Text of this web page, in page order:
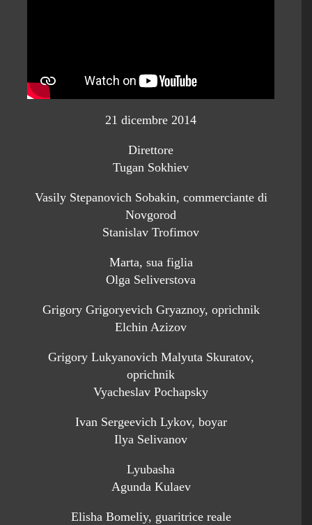
21 dicembre 2014
Direttore
Tugan Sokhiev
Vasily Stepanovich Sobakin, commerciante di
Novgorod
Stanislav Trofimov
Marta, sua figlia
Olga Seliverstova
Grigory Grigoryevich Gryaznoy, oprichnik
Elchin Azizov
Grigory Lukyanovich Malyuta Skuratov,
oprichnik
Vyacheslav Pochapsky
Ivan Sergeevich Lykov, boyar
Ilya Selivanov
Lyubasha
Agunda Kulaev
Elisha Bomeliy, guaritrice reale